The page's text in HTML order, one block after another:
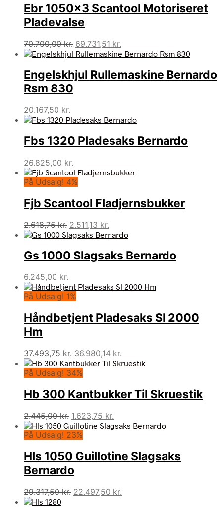
68.675,00 kr..67.734,25 kr..
Ebr 1050×3 Scantool Motoriseret
Pladevalse
70.700,00kr. Den
oprindelige
var:
70.700,00 kr..
69.731,51 kr.
aktuelle
er:
69.731,51 kr..
Engelskhjul Rullemaskine Bernardo
Rsm 830
20.167,50 kr.
Fbs 1320 Pladesaks Bernardo
26.825,00 kr.
På Udsalg! 4%
Fjb Scantool Fladjernsbukker
2.618,75kr. Den
oprindelige
var:
2.618,75 kr..
2.511,13 kr.
aktuelle
er:
2.511,13 kr..
Gs 1000 Slagsaks Bernardo
6.245,00 kr.
På Udsalg! 1%
Håndbetjent Pladesaks Sl 2000
Hm
37.493,75kr. Den
oprindelige
pris
37.493,75 kr..
36.980,14 kr.
aktuelle
36.980,14 kr..
På Udsalg! 34%
Hb 300 Kantbukker Til Skruestik
2.445,00kr. Den
oprindelige
pris
2.445,00 kr..
1.623,75 kr.
aktuelle
1.623,75 kr..
På Udsalg! 23%
Hls 1050 Guillotine Slagsaks
Bernardo
29.317,50kr. Den
22.497,50 kr.